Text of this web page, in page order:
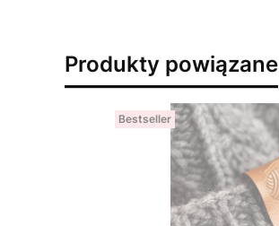
Produkty powiązane
Bestseller